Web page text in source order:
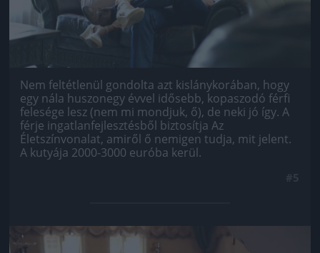
Nem feltétlenül gondolta azt kislánykorában, hogy
egy nála huszonegy évvel idősebb, kopaszodó férfi
felesége lesz (nem mi mondjuk, ő), de neki jó így. A
férje ingatlanfejlesztésből biztosítja Az
Életszínvonalat, amiről ő nemigen tudja, mit jelent.
A kutyája 2000-3000 euróba kerül.
Jön még kép!